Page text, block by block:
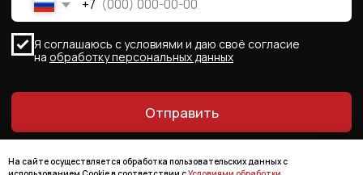
На сайте осуществляется обработка пользовательских данных с